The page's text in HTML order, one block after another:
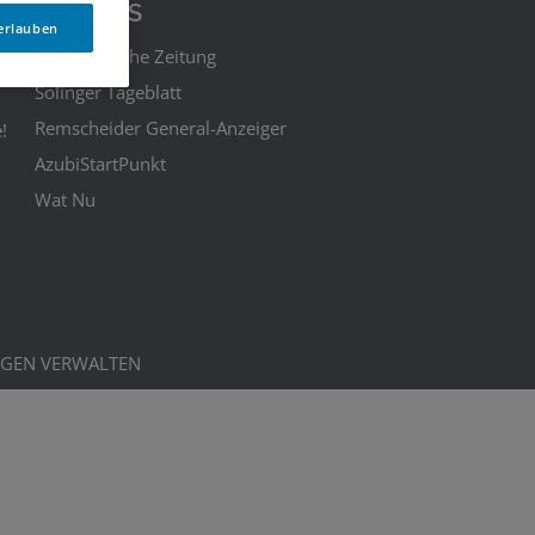
WZ PLUS
Westdeutsche Zeitung
Solinger Tageblatt
Remscheider General-Anzeiger
AzubiStartPunkt
Wat Nu
VERWALTEN